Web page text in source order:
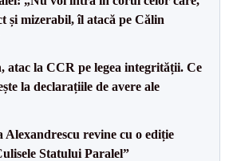
și mizerabil, îl atacă pe Călin
atac la CCR pe legea integrității. Ce
la declarațiile de avere ale
Alexandrescu revine cu o ediție
Statului Paralel”